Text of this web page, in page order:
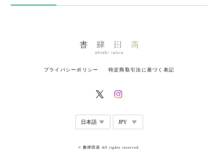
プライバシーポリシー 特定商取引法に基づく表記
© 書肆田高 All rights reserved.